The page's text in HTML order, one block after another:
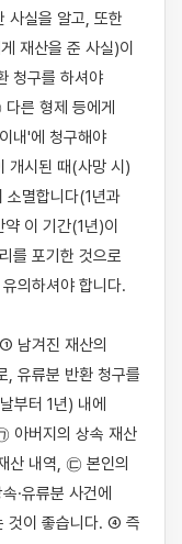
사실을 알고, 또한
재산을 준 사실)이
청구를 하셔야
른 형제 등에게
내'에 청구해야
개시된 때(사망 시)
소멸합니다(1년과
이 기간(1년)이
를 포기한 것으로
의하셔야 합니다.
남겨진 재산의
, 유류분 반환 청구를
부터 1년) 내에
아버지의 상속 재산
산 내역, ㉢ 본인의
·유류분 사건에
것이 좋습니다. ④ 즉